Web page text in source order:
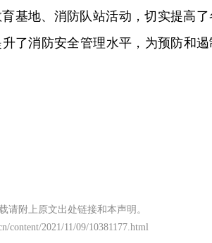
基地、消防队站活动，切实提高
了消防安全管理水平，为预防和
请附上原文出处链接和本声明。
content/2021/11/09/10381177.html